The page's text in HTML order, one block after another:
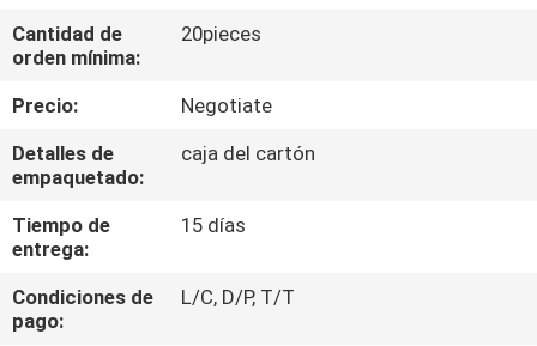
CONTROL
CALIDAD
ÉNTRENOS
EN
CONTACTO
CON
Cantidad de
orden mínima:
20pieces
Precio:
Negotiate
Detalles de
empaquetado:
caja del cartón
Tiempo de
entrega:
15 días
Condiciones de
pago:
L/C, D/P, T/T